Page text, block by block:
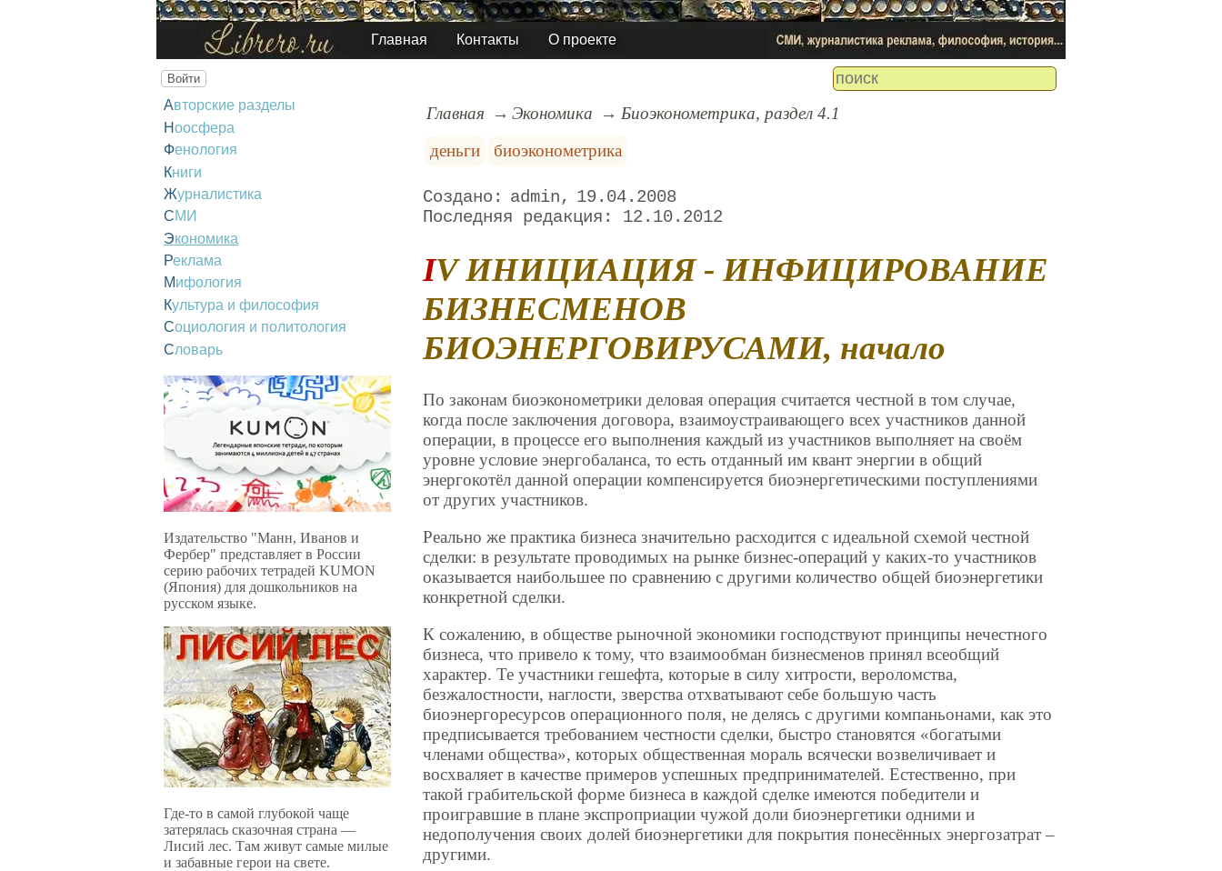
Главная Контакты О проекте
Войти
Авторские разделы
Ноосфера
Фенология
Книги
Журналистика
СМИ
Экономика
Реклама
Мифология
Культура и философия
Социология и политология
Словарь
Издательство "Манн, Иванов и
Фербер" представляет в России
серию рабочих тетрадей KUMON
(Япония) для дошкольников на
русском языке.
Где-то в самой глубокой чаще
затерялась сказочная страна —
Лисий лес. Там живут самые милые
и забавные герои на свете.
Главная Экономика
Биоэконометрика, раздел 4.1
деньги
биоэконометрика
admin
19.04.2008
12.10.2012
IV ИНИЦИАЦИЯ - ИНФИЦИРОВАНИЕ
БИЗНЕСМЕНОВ
БИОЭНЕРГОВИРУСАМИ, начало
По законам биоэконометрики деловая операция считается честной в том случае,
когда после заключения договора, взаимоустраивающего всех участников данной
операции, в процессе его выполнения каждый из участников выполняет на своём
уровне условие энергобаланса, то есть отданный им квант энергии в общий
энергокотёл данной операции компенсируется биоэнергетическими поступлениями
от других участников.
Реально же практика бизнеса значительно расходится с идеальной схемой честной
сделки: в результате проводимых на рынке бизнес-операций у каких-то участников
оказывается наибольшее по сравнению с другими количество общей биоэнергетики
конкретной сделки.
К сожалению, в обществе рыночной экономики господствуют принципы нечестного
бизнеса, что привело к тому, что взаимообман бизнесменов принял всеобщий
характер. Те участники гешефта, которые в силу хитрости, вероломства,
безжалостности, наглости, зверства отхватывают себе большую часть
биоэнергоресурсов операционного поля, не делясь с другими компаньонами, как это
предписывается требованием честности сделки, быстро становятся «богатыми
членами общества», которых общественная мораль всячески возвеличивает и
восхваляет в качестве примеров успешных предпринимателей. Естественно, при
такой грабительской форме бизнеса в каждой сделке имеются победители и
проигравшие в плане экспроприации чужой доли биоэнергетики одними и
недополучения своих долей биоэнергетики для покрытия понесённых энергозатрат –
другими.